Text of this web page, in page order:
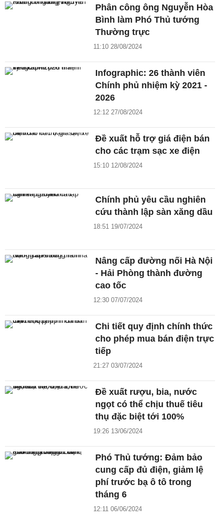
Phân công ông Nguyễn Hòa
Bình làm Phó Thủ tướng
Thường trực
11:10 28/08/2024
Infographic: 26 thành viên
Chính phủ nhiệm kỳ 2021 -
2026
12:12 27/08/2024
Đề xuất hỗ trợ giá điện bán
cho các trạm sạc xe điện
15:10 12/08/2024
Chính phủ yêu cầu nghiên
cứu thành lập sàn xăng dầu
18:51 19/07/2024
Nâng cấp đường nối Hà Nội
- Hải Phòng thành đường
cao tốc
12:30 07/07/2024
Chi tiết quy định chính thức
cho phép mua bán điện trực
tiếp
21:27 03/07/2024
Đề xuất rượu, bia, nước
ngọt có thể chịu thuế tiêu
thụ đặc biệt tới 100%
19:26 13/06/2024
Phó Thủ tướng: Đảm bảo
cung cấp đủ điện, giảm lệ
phí trước bạ ô tô trong
tháng 6
12:11 06/06/2024